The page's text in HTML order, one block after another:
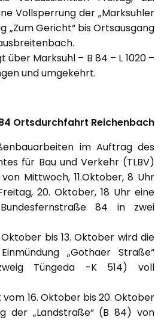
Vollsperrung der „Marksuhler
„Zum Gericht“ bis Ortsausgang
über Marksuhl – B 84 – L 1020 –
und umgekehrt.
Ortsdurchfahrt Reichenbach
im Auftrag des
für Bau und Verkehr (TLBV)
Mittwoch, 11.Oktober, 8 Uhr
20. Oktober, 18 Uhr eine
84 in zwei
Oktober bis 13. Oktober wird die
„Gothaer Straße“
Tüngeda -K 514) voll
16. Oktober bis 20. Oktober
der „Landstraße“ (B 84) von